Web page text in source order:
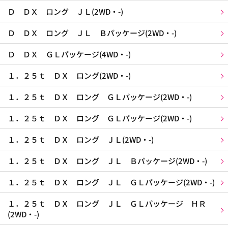
Ｄ ＤＸ ロング ＪＬ(2WD・-)
Ｄ ＤＸ ロング ＪＬ Ｂパッケージ(2WD・-)
Ｄ ＤＸ ＧＬパッケージ(4WD・-)
１．２５ｔ ＤＸ ロング(2WD・-)
１．２５ｔ ＤＸ ロング ＧＬパッケージ(2WD・-)
１．２５ｔ ＤＸ ロング ＧＬパッケージ(2WD・-)
１．２５ｔ ＤＸ ロング ＪＬ(2WD・-)
１．２５ｔ ＤＸ ロング ＪＬ Ｂパッケージ(2WD・-)
１．２５ｔ ＤＸ ロング ＪＬ ＧＬパッケージ(2WD・-)
１．２５ｔ ＤＸ ロング ＪＬ ＧＬパッケージ ＨＲ
(2WD・-)